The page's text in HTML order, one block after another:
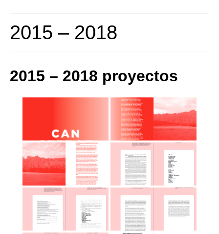
Programa de residencia
Quedate con nosotras
Archivo
Idioma:
2015 – 2018
2015 – 2018 proyectos